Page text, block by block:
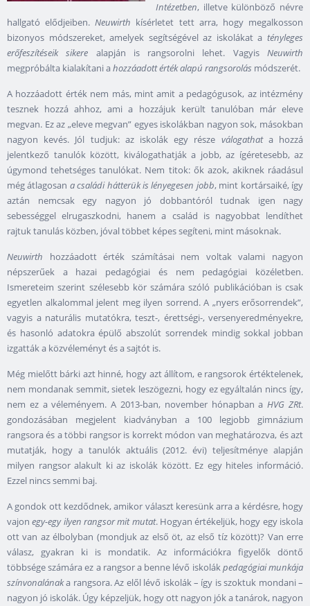
Intézetben, illetve különböző névre
hallgató elődjeiben.Neuwirth kísérletet tett arra, hogy megalkosson
bizonyos módszereket, amelyek segítségével az iskolákat a tényleges
erőfeszítéseik sikere alapján is rangsorolni lehet. VagyisNeuwirth
megpróbálta kialakítani ahozzáadott érték alapú rangsorolás módszerét.
A hozzáadott érték nem más, mint amit a pedagógusok, az intézmény
tesznek hozzá ahhoz, ami a hozzájuk került tanulóban már eleve
megvan. Ez az „eleve megvan” egyes iskolákban nagyon sok, másokban
nagyon kevés. Jól tudjuk: az iskolák egy része válogathata hozzá
jelentkező tanulók között, kiválogathatják a jobb, az ígéretesebb, az
úgymond tehetséges tanulókat. Nem titok: ők azok, akiknek ráadásul
még átlagosan a családi hátterük is lényegesen jobb, mint kortársaiké, így
aztán nemcsak egy nagyon jó dobbantóról tudnak igen nagy
sebességgel elrugaszkodni, hanem a család is nagyobbat lendíthet
rajtuk tanulás közben, jóval többet képes segíteni, mint másoknak.
Neuwirth hozzáadott érték számításai nem voltak valami nagyon
népszerűek a hazai pedagógiai és nem pedagógiai közéletben.
Ismereteim szerint szélesebb kör számára szóló publikációban is csak
egyetlen alkalommal jelent meg ilyen sorrend. A „nyers erősorrendek”,
vagyis a naturális mutatókra, teszt-, érettségi-, versenyeredményekre,
és hasonló adatokra épülő abszolút sorrendek mindig sokkal jobban
izgatták a közvéleményt és a sajtót is.
Még mielőtt bárki azt hinné, hogy azt állítom, e rangsorok értéktelenek,
nem mondanak semmit, sietek leszögezni, hogy ez egyáltalán nincs így,
nem ez a véleményem. A 2013-ban, november hónapban aHVG ZRt.
gondozásában megjelent kiadványban a 100 legjobb gimnázium
rangsora és a többi rangsor is korrekt módon van meghatározva, és azt
mutatják, hogy a tanulók aktuális (2012. évi) teljesítménye alapján
milyen rangsor alakult ki az iskolák között. Ez egy hiteles információ.
Ezzel nincs semmi baj.
A gondok ott kezdődnek, amikor választ keresünk arra a kérdésre, hogy
vajonegy-egy ilyen rangsor mit mutat. Hogyan értékeljük, hogy egy iskola
ott van az élbolyban (mondjuk az első öt, az első tíz között)? Van erre
válasz, gyakran ki is mondatik. Az információkra figyelők döntő
többsége számára ez a rangsor a benne lévő iskolákpedagógiai munkája
színvonalánaka rangsora. Az elől lévő iskolák – így is szoktuk mondani –
nagyon jó iskolák. Úgy képzeljük, hogy ott nagyon jók a tanárok, nagyon